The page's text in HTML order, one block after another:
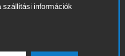
szállítási információk